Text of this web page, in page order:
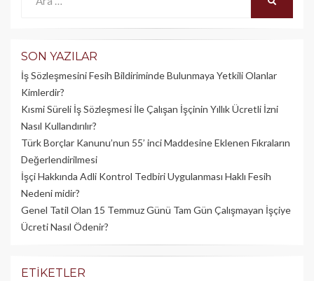
SON YAZILAR
İş Sözleşmesini Fesih Bildiriminde Bulunmaya Yetkili Olanlar
Kimlerdir?
Kısmi Süreli İş Sözleşmesi İle Çalışan İşçinin Yıllık Üc­retli İzni
Nasıl Kullandırılır?
Türk Borçlar Kanunu’nun 55’ inci Maddesine Eklenen Fıkraların
Değerlendirilmesi
İşçi Hakkında Adli Kontrol Tedbiri Uygulanması Haklı Fesih
Nedeni midir?
Genel Tatil Olan 15 Temmuz Günü Tam Gün Çalışmayan İşçiye
Ücreti Nasıl Ödenir?
ETIKETLER